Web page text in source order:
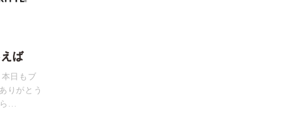
ば
日もブ
りがとう
...